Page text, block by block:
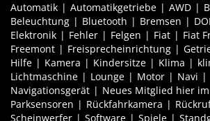
Automatik Automatikgetriebe AWD
Beleuchtung
Bluetooth Bremsen
Elektronik
Fehler Felgen Fiat
Fiat
Freemont
Freisprecheinrichtung
Hilfe
Kamera Kindersitze Klima
Lichtmaschine
Lounge Motor Navi
Navigationsgerät
Neues Mitglied hier
Parksensoren
Rückfahrkamera
Scheinwerfer
Software Spiele